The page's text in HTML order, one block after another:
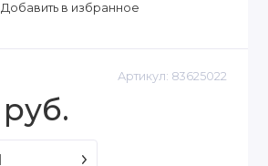
Добавить в избранное
Артикул: 83625022
руб.